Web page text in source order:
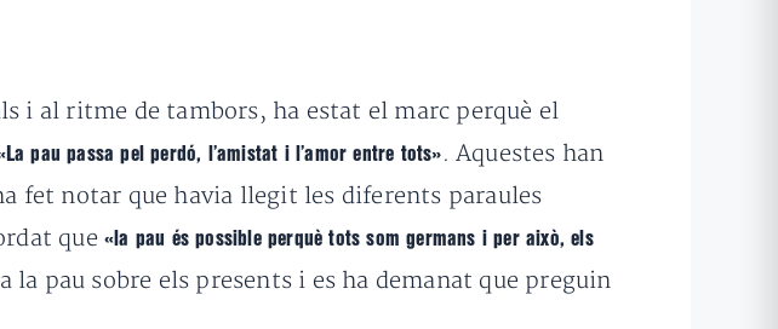
i al ritme de tambors, ha estat el marc perquè el
pau passa pel perdó, l’amistat i l’amor entre tots» . Aquestes han
fet notar que havia llegit les diferents paraules
que«la pau és possible perquè tots som germans i per això, els
pau sobre els presents i es ha demanat que preguin